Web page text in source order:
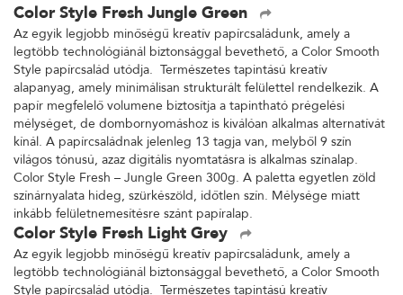
Color Style Fresh Jungle Green
Az egyik legjobb minőségű kreatív papírcsaládunk, amely a
legtöbb technológiánál biztonsággal bevethető, a Color Smooth
Style papírcsalád utódja. Természetes tapintású kreatív
alapanyag, amely minimálisan strukturált felülettel rendelkezik. A
papír megfelelő volumene biztosítja a tapintható prégelési
mélységet, de dombornyomáshoz is kiválóan alkalmas alternatívát
kínál. A papírcsaládnak jelenleg 13 tagja van, melyből 9 szín
világos tónusú, azaz digitális nyomtatásra is alkalmas színalap.
Color Style Fresh – Jungle Green 300g. A paletta egyetlen zöld
színárnyalata hideg, szürkészöld, időtlen szín. Mélysége miatt
inkább felületnemesítésre szánt papíralap.
Color Style Fresh Light Grey
Az egyik legjobb minőségű kreatív papírcsaládunk, amely a
legtöbb technológiánál biztonsággal bevethető, a Color Smooth
Style papírcsalád utódja. Természetes tapintású kreatív